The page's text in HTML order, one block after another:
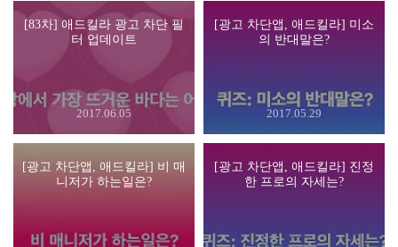
[83차] 애드킬라 광고 차단 필
터 업데이트
2017.06.05
[광고 차단앱, 애드킬라] 미소
의 반대말은?
2017.05.29
[광고 차단앱, 애드킬라] 비 매
니저가 하는일은?
[광고 차단앱, 애드킬라] 진정
한 프로의 자세는?